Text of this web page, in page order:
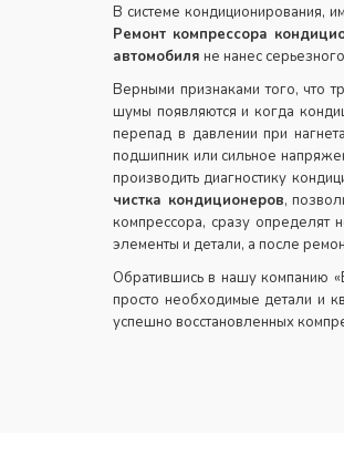
В системе кондиционирования,
Ремонт компрессора
автомобиля не нанес
Верными признаками того, что
шумы появляются и когда
перепад в давлении при
подшипник или сильное
производить диагностику
чистка кондиционеров,
компрессора, сразу определят
элементы и детали, а после
Обратившись в нашу компанию
просто необходимые детали и
успешно восстановленных